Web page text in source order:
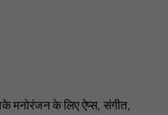
मनोरंजन के लिए ऐप्स, संगीत,